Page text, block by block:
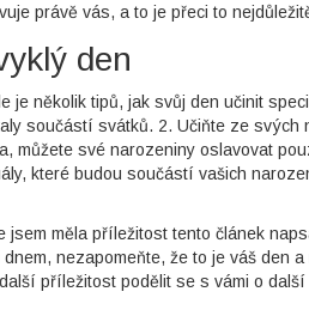
právě vás, a to je přeci to
den
je několik tipů, jak svůj den učinit
součástí svátků. 2. Učiňte ze svých
můžete své narozeniny oslavovat
které budou součástí vašich
měla příležitost tento článek
nezapomeňte, že to je váš den a
příležitost podělit se s vámi o další